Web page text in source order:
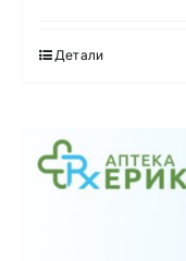
Детали